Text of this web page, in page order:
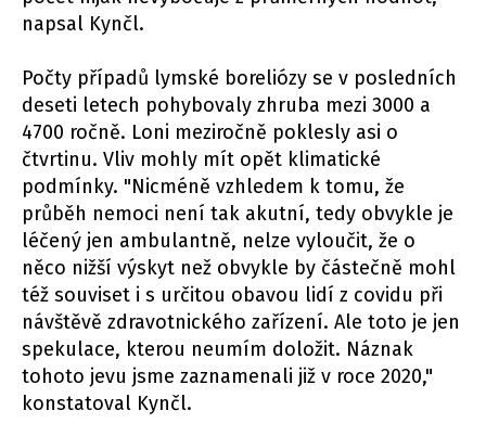
napsal Kynčl.
Počty případů lymské boreliózy se v posledních
deseti letech pohybovaly zhruba mezi 3000 a
4700 ročně. Loni meziročně poklesly asi o
čtvrtinu. Vliv mohly mít opět klimatické
podmínky. "Nicméně vzhledem k tomu, že
průběh nemoci není tak akutní, tedy obvykle je
léčený jen ambulantně, nelze vyloučit, že o
něco nižší výskyt než obvykle by částečně mohl
též souviset i s určitou obavou lidí z covidu při
návštěvě zdravotnického zařízení. Ale toto je jen
spekulace, kterou neumím doložit. Náznak
tohoto jevu jsme zaznamenali již v roce 2020,"
konstatoval Kynčl.